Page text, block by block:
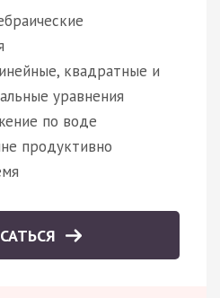
квадратные и
уравнения
по воде
продуктивно